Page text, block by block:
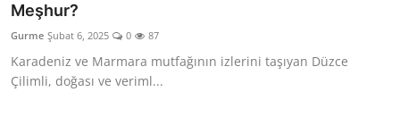
Meşhur?
Gurme Şubat 6, 2025 0 87
Karadeniz ve Marmara mutfağının izlerini taşıyan Düzce
Çilimli, doğası ve veriml...